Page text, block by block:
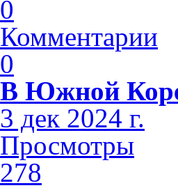
0
Комментарии
0
В Южной
3 дек 2024 г.
Просмотры
278